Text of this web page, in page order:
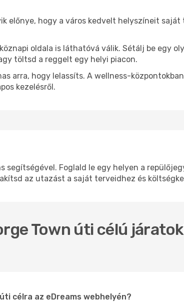
előnye, hogy a város kedvelt helyszíneit
oldala is láthatóvá válik. Sétálj be egy
töltsd a reggelt egy helyi piacon.
arra, hogy lelassíts. A wellness-
kezelésről.
Foglald le egy helyen a
az utazást a saját terveidhez és
Town úti célú
célra az eDreams webhelyén?